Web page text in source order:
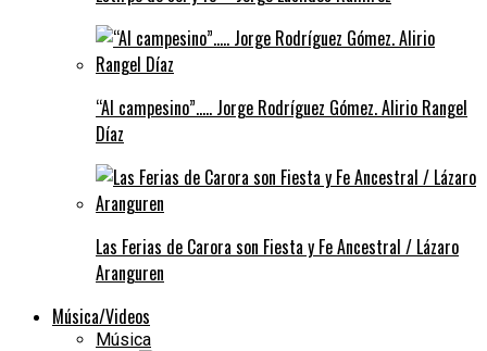
“Al campesino”….. Jorge Rodríguez Gómez. Alirio Rangel
Díaz
Las Ferias de Carora son Fiesta y Fe Ancestral / Lázaro
Aranguren
Música/Videos
Música